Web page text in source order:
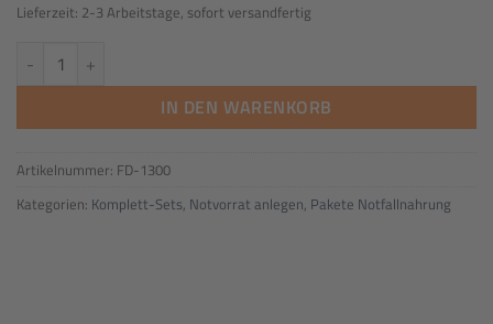
Lieferzeit: 2-3 Arbeitstage, sofort versandfertig
Notvorrat 15 Tage Paket Essen und Wasser-Lagerung, 10 Jahre haltbar
IN DEN WARENKORB
Artikelnummer: FD-1300
Kategorien: Komplett-Sets, Notvorrat anlegen, Pakete Notfallnahrung